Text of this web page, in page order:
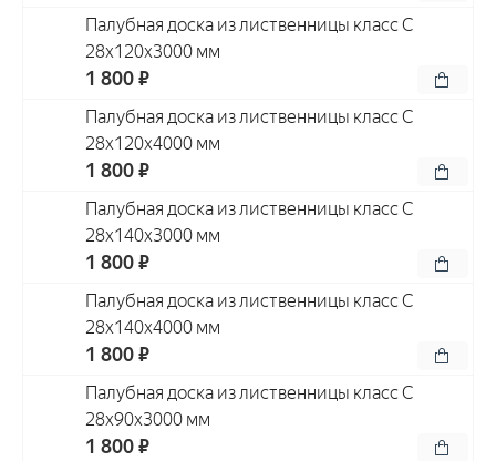
Палубная доска из лиственницы класс С
28x120x3000 мм
1 800 ₽
Палубная доска из лиственницы класс С
28x120x4000 мм
1 800 ₽
Палубная доска из лиственницы класс С
28x140x3000 мм
1 800 ₽
Палубная доска из лиственницы класс С
28x140x4000 мм
1 800 ₽
Палубная доска из лиственницы класс С
28x90x3000 мм
1 800 ₽